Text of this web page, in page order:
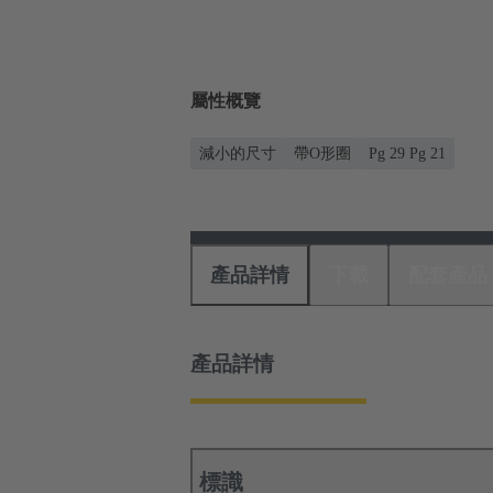
屬性概覽
減小的尺寸 帶O形圈 Pg 29 Pg 21
產品詳情
產品詳情
標識